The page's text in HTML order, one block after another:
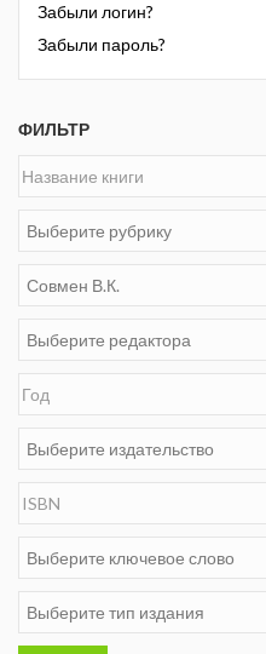
Забыли логин?
Забыли пароль?
ФИЛЬТР